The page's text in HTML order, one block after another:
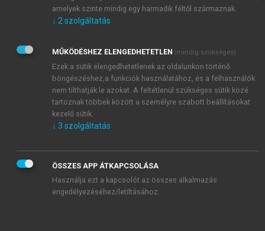
Kérek értesítést a MeRSZ újdonságairól, akcióiról.
Kérek értesítést az Akadémiai Kiadó Zrt. újdonságairól,
Adatkezelési tájékoztatóbanfoglaltakat tudomásul
veszem és elfogadom.
Általános vásárlási feltételeket, valamint a szotar.netés a
mersz.huoldalak licencszerződéseiben foglaltakat
tudomásul veszem és elfogadom.
KIPRÓBÁLOM
amelyek szinte mindig egy harmadik féltől származnak.
↓ 2 szolgáltatás
MŰKÖDÉSHEZ ELENGEDHETETLEN (mindig szükséges)
Ezek a sütik elengedhetetlenek az oldalunkon történő
böngészéshez,a funkciók használatához, és a felhasználók
nem tilthatják le azokat. A feltétlenül szükséges sütik közé
tartoznak többek között a személyre szabott beállításokat
kezelő sütik.
↓ 3 szolgáltatás
ÖSSZES APP ÁTKAPCSOLÁSA
Használja ezt a kapcsolót az összes alkalmazás
engedélyezéséhez/letiltásához.